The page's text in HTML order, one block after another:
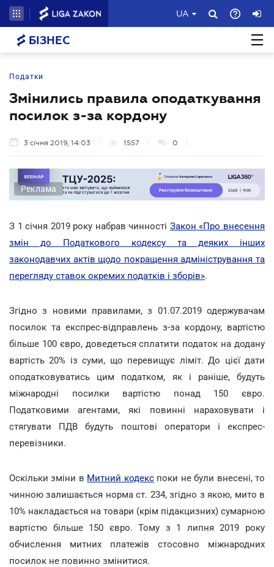
UA
БІЗНЕС
Податки
Змінились правила оподаткування
посилок з-за кордону
3 січня 2019, 14:03 1557 0
Реклама
З 1 січня 2019 року набрав чинності Закон «Про внесення
змін до Податкового кодексу та деяких інших
законодавчих актів щодо покращення адміністрування та
перегляду ставок окремих податків і зборів».
Згідно з новими правилами, з 01.07.2019 одержувачам
посилок та експрес-відправлень з-за кордону, вартістю
більше 100 євро, доведеться сплатити податок на додану
вартість 20% із суми, що перевищує ліміт. До цієї дати
оподатковуватись цим податком, як і раніше, будуть
міжнародні посилки вартістю понад 150 євро.
Податковими агентами, які повинні нараховувати і
стягувати ПДВ будуть поштові оператори і експрес-
перевізники.
Оскільки зміни в Митний кодекспоки не були внесені, то
чинною залишається норма ст. 234, згідно з якою, мито в
10% накладається на товари (крім підакцизних) сумарною
вартістю більше 150 євро. Тому з 1 липня 2019 року
обчислення митних платежів стосовно міжнародних
посилок не повинно змінитися.